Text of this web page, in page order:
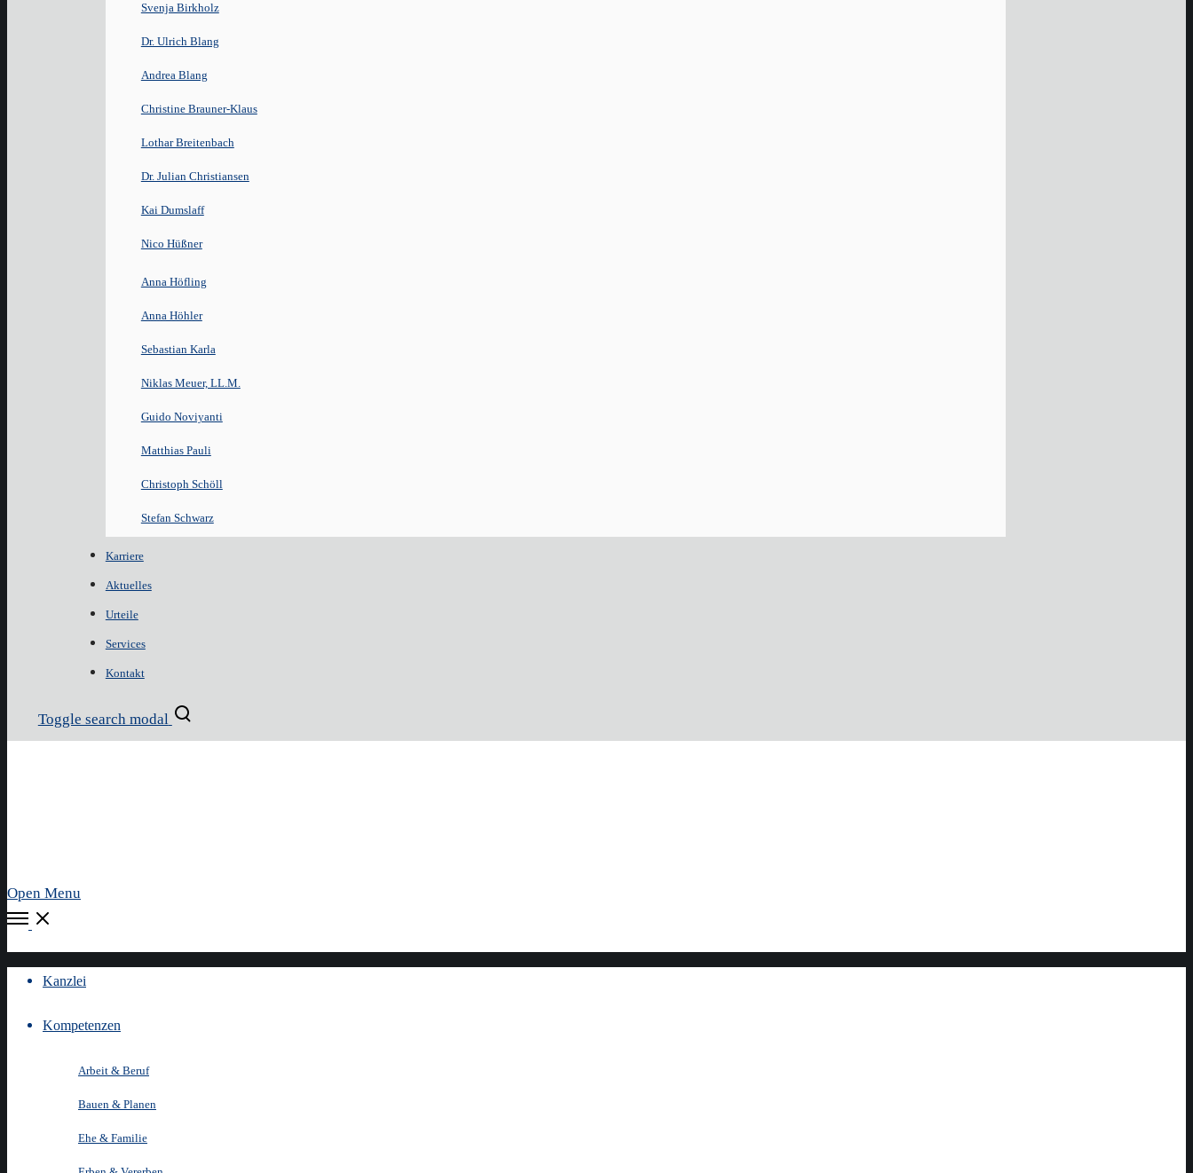
Svenja Birkholz
Dr. Ulrich Blang
Andrea Blang
Christine Brauner-Klaus
Lothar Breitenbach
Dr. Julian Christiansen
Kai Dumslaff
Nico Hüßner
Anna Höfling
Anna Höhler
Sebastian Karla
Niklas Meuer, LL.M.
Guido Noviyanti
Matthias Pauli
Christoph Schöll
Stefan Schwarz
Karriere
Aktuelles
Urteile
Services
Kontakt
Toggle search modal
Open Menu
Kanzlei
Kompetenzen
Arbeit & Beruf
Bauen & Planen
Ehe & Familie